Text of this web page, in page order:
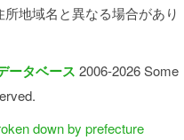
地域名と異なる場合があり
ータベース 2006-2026 Some
down by prefecture